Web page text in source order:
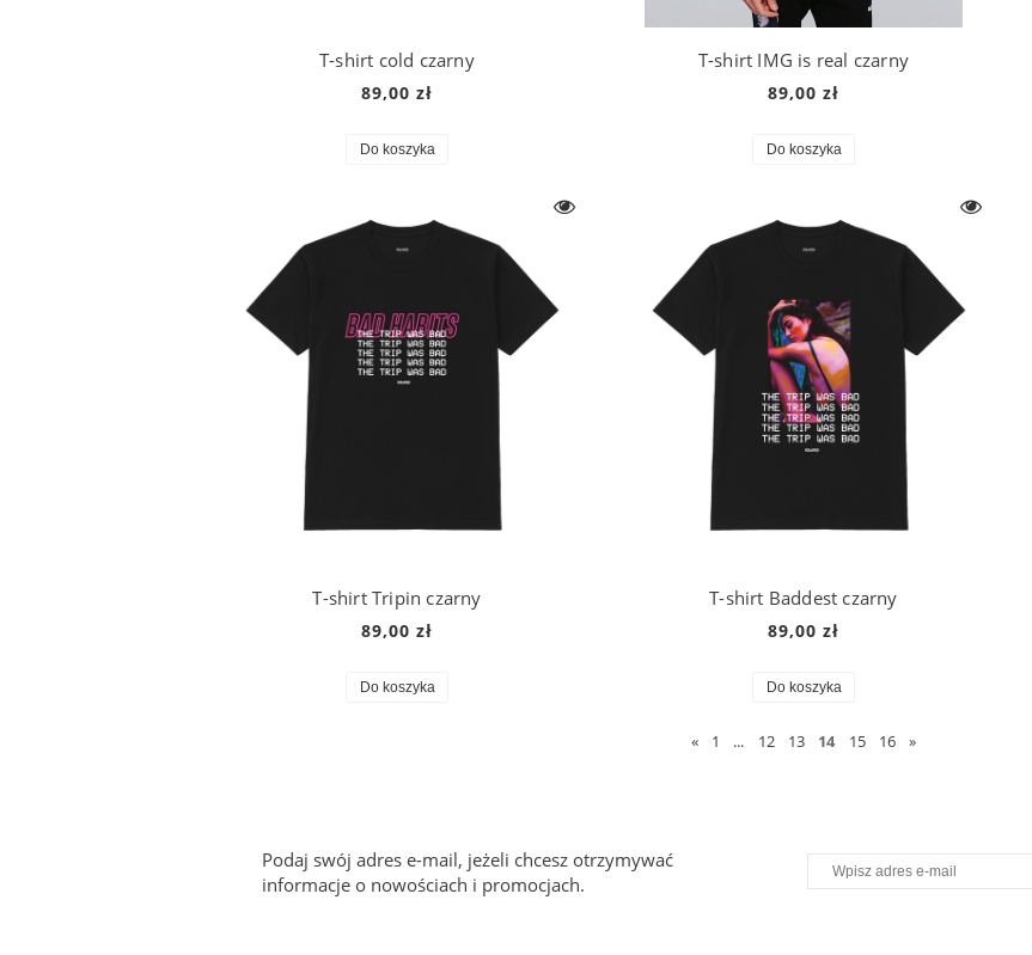
T-shirt cold czarny
89,00 zł
Do koszyka
T-shirt IMG is real czarny
89,00 zł
Do koszyka
T-shirt Tripin czarny
89,00 zł
Do koszyka
T-shirt Baddest czarny
89,00 zł
Do koszyka
« 1 ... 12 13 14 15 16 »
Podaj swój adres e-mail, jeżeli chcesz otrzymywać
informacje o nowościach i promocjach.